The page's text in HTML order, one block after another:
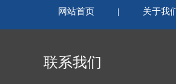
网站首页 | 关于我
联系我们